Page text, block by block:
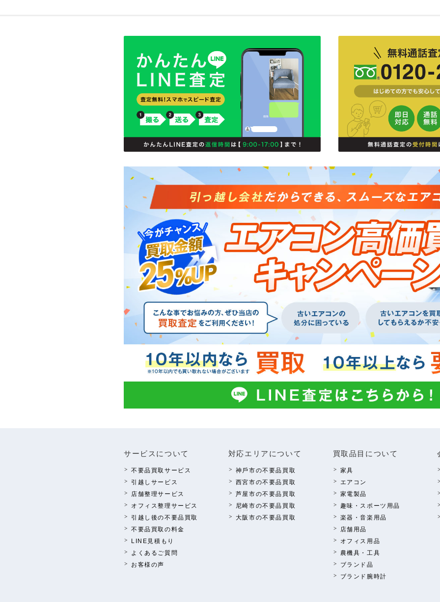
サービスについて
不要品買取サービス
引越しサービス
店舗整理サービス
オフィス整理サービス
引越し後の不要品買取
不要品買取の料⾦
LINE⾒積もり
よくあるご質問
お客様の声
対応エリアについて
神⼾市の不要品買取
西宮市の不要品買取
芦屋市の不要品買取
尼崎市の不要品買取
⼤阪市の不要品買取
買取品⽬について
家具
エアコン
家電製品
趣味・スポーツ⽤品
楽器・⾳楽⽤品
店舗⽤品
オフィス⽤品
農機具・⼯具
ブランド品
ブランド腕時計